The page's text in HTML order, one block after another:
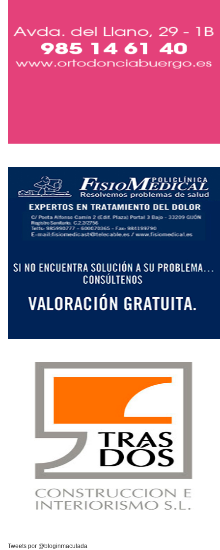
Tweets por @bloginmaculada